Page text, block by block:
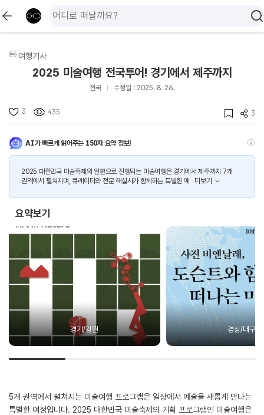
여행기사
2025 미술여행 전국투어! 경기에서 제주까지
전국 수정일 : 2025. 8. 26.
3 435 3
AI가 빠르게 읽어주는 150자 요약 정보!
2025 대한민국 미술축제의 일환으로 진행되는 미술여행은 경기에서 제주까지 7개
권역에서 펼쳐지며, 큐레이터와 전문 해설사가 함께하는 특별한 예
더보기
요약보기
경기/강원 경상/대구
5개 권역에서 펼쳐지는 미술여행 프로그램은 일상에서 예술을 새롭게 만나는
특별한 여정입니다. 2025 대한민국 미술축제의 기획 프로그램인 미술여행은